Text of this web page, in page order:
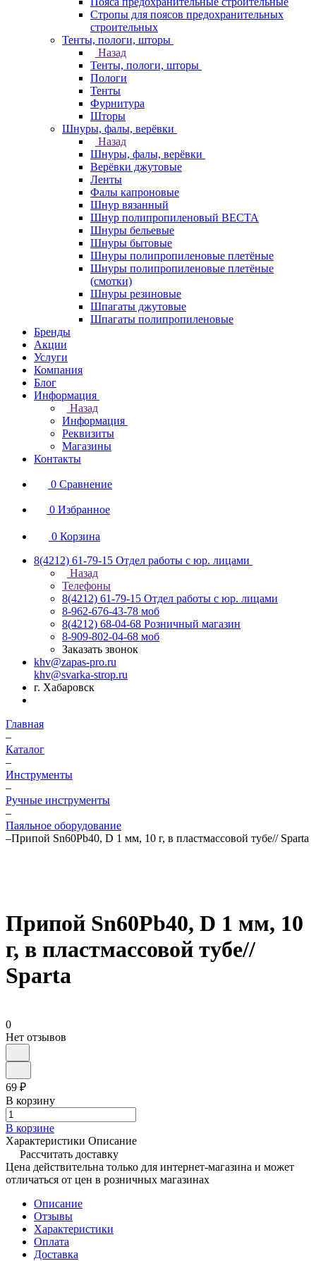
Стропы для поясов предохранительных
строительных
Тенты, пологи, шторы
Назад
Тенты, пологи, шторы
Пологи
Тенты
Фурнитура
Шторы
Шнуры, фалы, верёвки
Назад
Шнуры, фалы, верёвки
Верёвки джутовые
Ленты
Фалы капроновые
Шнур вязанный
Шнур полипропиленовый ВЕСТА
Шнуры бельевые
Шнуры бытовые
Шнуры полипропиленовые плетёные
Шнуры полипропиленовые плетёные
(смотки)
Шнуры резиновые
Шпагаты джутовые
Шпагаты полипропиленовые
Бренды
Акции
Услуги
Компания
Блог
Информация
Назад
Информация
Реквизиты
Магазины
Контакты
0 Сравнение
0 Избранное
0 Корзина
8(4212) 61-79-15 Отдел работы с юр. лицами
Назад
Телефоны
8(4212) 61-79-15 Отдел работы с юр. лицами
8-962-676-43-78 моб
8(4212) 68-04-68 Розничный магазин
8-909-802-04-68 моб
Заказать звонок
khv@zapas-pro.ru
khv@svarka-strop.ru
г. Хабаровск
Главная
–
Каталог
–
Инструменты
–
Ручные инструменты
–
Паяльное оборудование
–Припой Sn60Pb40, D 1 мм, 10 г, в пластмассовой тубе// Sparta
Припой Sn60Pb40, D 1 мм, 10
г, в пластмассовой тубе//
Sparta
0
Нет отзывов
69 ₽
В корзину
В корзине
Характеристики Описание
Рассчитать доставку
Цена действительна только для интернет-магазина и может
отличаться от цен в розничных магазинах
Описание
Отзывы
Характеристики
Оплата
Доставка